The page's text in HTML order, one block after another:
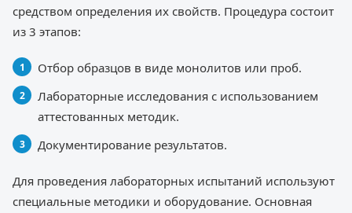
средством определения их свойств. Процедура состоит
из 3 этапов:
Отбор образцов в виде монолитов или проб.
Лабораторные исследования с использованием
аттестованных методик.
Документирование результатов.
Для проведения лабораторных испытаний используют
специальные методики и оборудование. Основная